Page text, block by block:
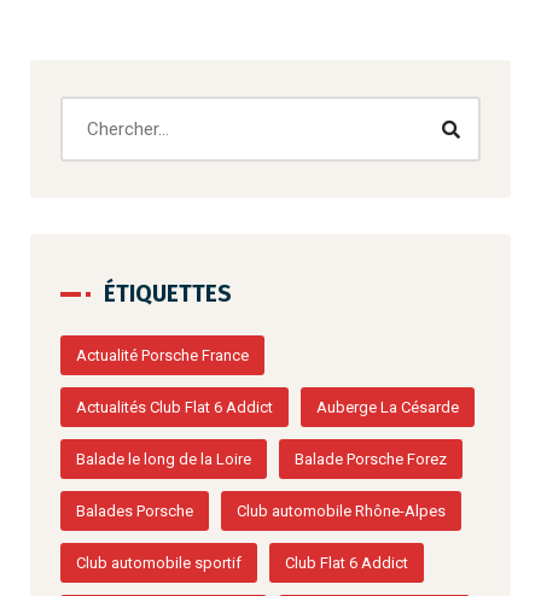
ÉTIQUETTES
Actualité Porsche France
Actualités Club Flat 6 Addict Auberge La Césarde
Balade le long de la Loire Balade Porsche Forez
Balades Porsche Club automobile Rhône-Alpes
Club automobile sportif Club Flat 6 Addict